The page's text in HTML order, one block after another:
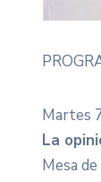
Martes
La
Mesa